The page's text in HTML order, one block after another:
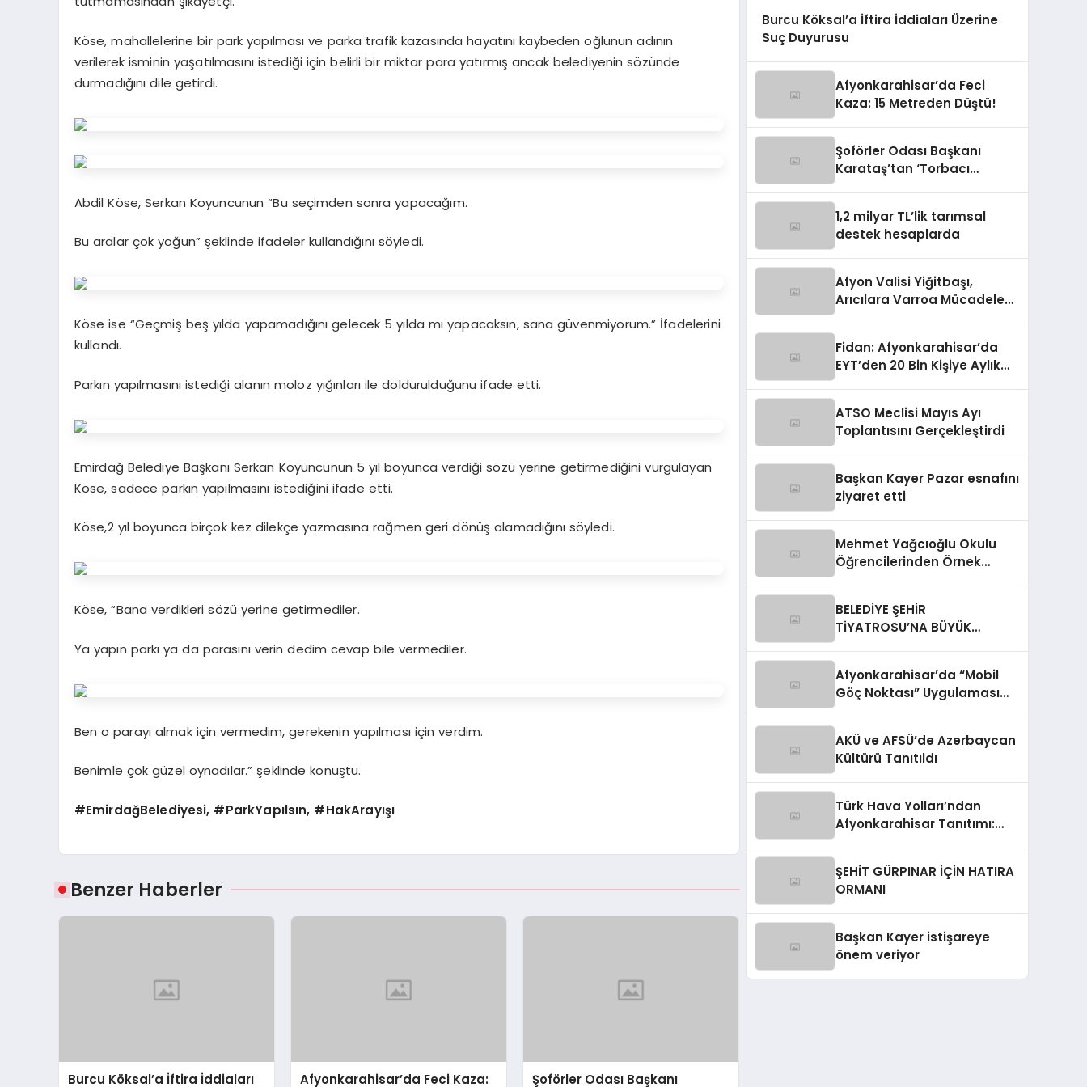
Köse, mahallelerine bir park yapılması ve parka trafik kazasında hayatını kaybeden oğlunun adının
verilerek isminin yaşatılmasını istediği için belirli bir miktar para yatırmış ancak belediyenin sözünde
durmadığını dile getirdi.
Abdil Köse, Serkan Koyuncunun “Bu seçimden sonra yapacağım.
Bu aralar çok yoğun” şeklinde ifadeler kullandığını söyledi.
Köse ise “Geçmiş beş yılda yapamadığını gelecek 5 yılda mı yapacaksın, sana güvenmiyorum.” İfadelerini
kullandı.
Parkın yapılmasını istediği alanın moloz yığınları ile doldurulduğunu ifade etti.
Emirdağ Belediye Başkanı Serkan Koyuncunun 5 yıl boyunca verdiği sözü yerine getirmediğini vurgulayan
Köse, sadece parkın yapılmasını istediğini ifade etti.
Köse,2 yıl boyunca birçok kez dilekçe yazmasına rağmen geri dönüş alamadığını söyledi.
Köse, “Bana verdikleri sözü yerine getirmediler.
Ya yapın parkı ya da parasını verin dedim cevap bile vermediler.
Ben o parayı almak için vermedim, gerekenin yapılması için verdim.
Benimle çok güzel oynadılar.” şeklinde konuştu.
#EmirdağBelediyesi, #ParkYapılsın, #HakArayışı
Benzer Haberler
Burcu Köksal’a İftira İddiaları Afyonkarahisar’da Feci Kaza: Şoförler Odası Başkanı
Burcu Köksal’a İftira İddiaları Üzerine
Suç Duyurusu
Afyonkarahisar’da Feci
Kaza: 15 Metreden Düştü!
Şoförler Odası Başkanı
Karataş’tan ‘Torbacı
1,2 milyar TL’lik tarımsal
destek hesaplarda
Afyon Valisi Yiğitbaşı,
Arıcılara Varroa Mücadelesi
Fidan: Afyonkarahisar’da
EYT’den 20 Bin Kişiye Aylık
ATSO Meclisi Mayıs Ayı
Toplantısını Gerçekleştirdi
Başkan Kayer Pazar esnafını
ziyaret etti
Mehmet Yağcıoğlu Okulu
Öğrencilerinden Örnek
BELEDİYE ŞEHİR
TİYATROSU’NA BÜYÜK
Afyonkarahisar’da “Mobil
Göç Noktası” Uygulaması
AKÜ ve AFSÜ’de Azerbaycan
Kültürü Tanıtıldı
Türk Hava Yolları’ndan
Afyonkarahisar Tanıtımı:
ŞEHİT GÜRPINAR İÇİN HATIRA
ORMANI
Başkan Kayer istişareye
önem veriyor